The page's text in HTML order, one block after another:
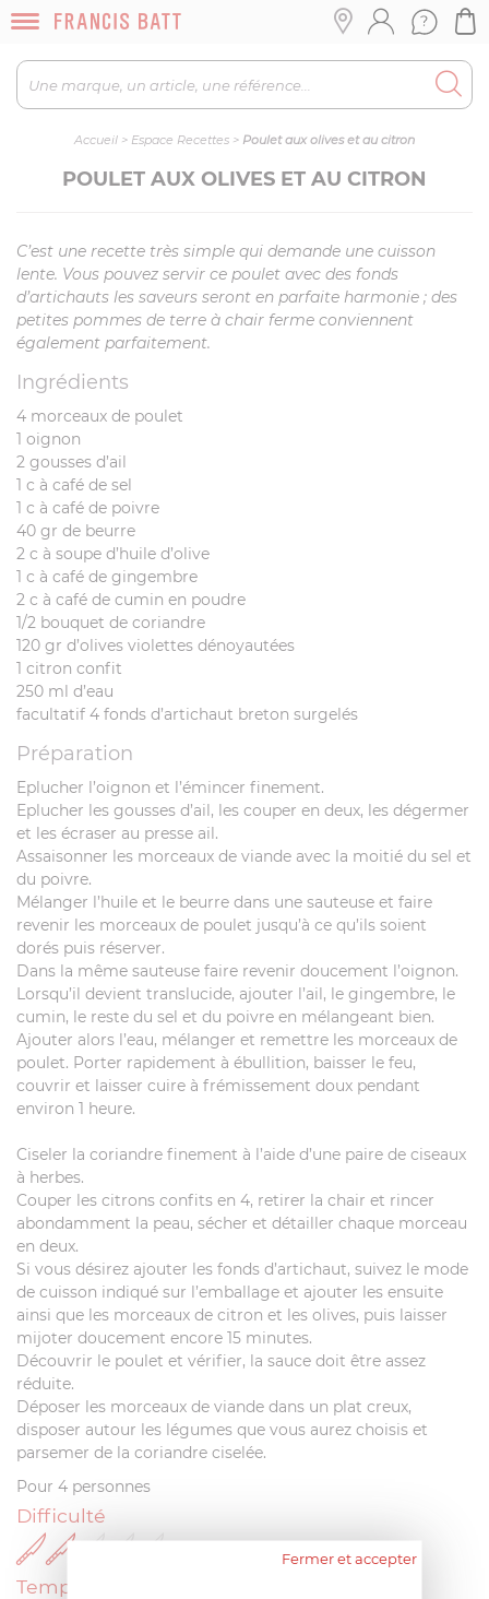
Accueil > Espace Recettes > Poulet aux olives et au citron
POULET AUX OLIVES ET AU CITRON
C’est une recette très simple qui demande une cuisson
lente. Vous pouvez servir ce poulet avec des fonds
d’artichauts les saveurs seront en parfaite harmonie ; des
petites pommes de terre à chair ferme conviennent
également parfaitement.
Ingrédients
4 morceaux de poulet
1 oignon
2 gousses d’ail
1 c à café de sel
1 c à café de poivre
40 gr de beurre
2 c à soupe d’huile d’olive
1 c à café de gingembre
2 c à café de cumin en poudre
1/2 bouquet de coriandre
120 gr d’olives violettes dénoyautées
1 citron confit
250 ml d’eau
facultatif 4 fonds d’artichaut breton surgelés
Préparation
Eplucher l’oignon et l’émincer finement.
Eplucher les gousses d’ail, les couper en deux, les dégermer
et les écraser au presse ail.
Assaisonner les morceaux de viande avec la moitié du sel et
du poivre.
Mélanger l’huile et le beurre dans une sauteuse et faire
revenir les morceaux de poulet jusqu’à ce qu’ils soient
dorés puis réserver.
Dans la même sauteuse faire revenir doucement l’oignon.
Lorsqu’il devient translucide, ajouter l’ail, le gingembre, le
cumin, le reste du sel et du poivre en mélangeant bien.
Ajouter alors l’eau, mélanger et remettre les morceaux de
poulet. Porter rapidement à ébullition, baisser le feu,
couvrir et laisser cuire à frémissement doux pendant
environ 1 heure.
Ciseler la coriandre finement à l’aide d’une paire de ciseaux
à herbes.
Couper les citrons confits en 4, retirer la chair et rincer
abondamment la peau, sécher et détailler chaque morceau
en deux.
Si vous désirez ajouter les fonds d’artichaut, suivez le mode
de cuisson indiqué sur l’emballage et ajouter les ensuite
ainsi que les morceaux de citron et les olives, puis laisser
mijoter doucement encore 15 minutes.
Découvrir le poulet et vérifier, la sauce doit être assez
réduite.
Déposer les morceaux de viande dans un plat creux,
disposer autour les légumes que vous aurez choisis et
parsemer de la coriandre ciselée.
Pour 4 personnes
Difficulté
Temps
Fermer et accepter